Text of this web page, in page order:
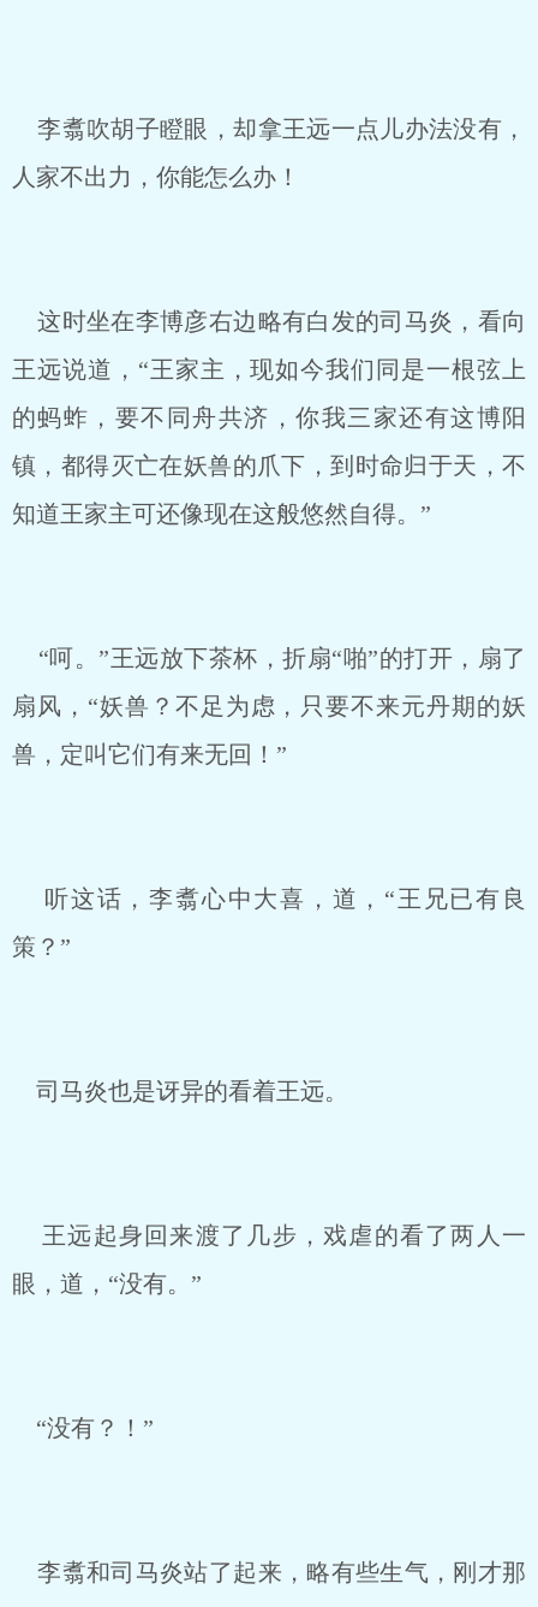
李翥吹胡子瞪眼，却拿王远一点儿办法没有，
人家不出力，你能怎么办！
这时坐在李博彦右边略有白发的司马炎，看向
王远说道，“王家主，现如今我们同是一根弦上
的蚂蚱，要不同舟共济，你我三家还有这博阳
镇，都得灭亡在妖兽的爪下，到时命归于天，不
知道王家主可还像现在这般悠然自得。”
“呵。”王远放下茶杯，折扇“啪”的打开，扇了
扇风，“妖兽？不足为虑，只要不来元丹期的妖
兽，定叫它们有来无回！”
听这话，李翥心中大喜，道，“王兄已有良
策？”
司马炎也是讶异的看着王远。
王远起身回来渡了几步，戏虐的看了两人一
眼，道，“没有。”
“没有？！”
李翥和司马炎站了起来，略有些生气，刚才那